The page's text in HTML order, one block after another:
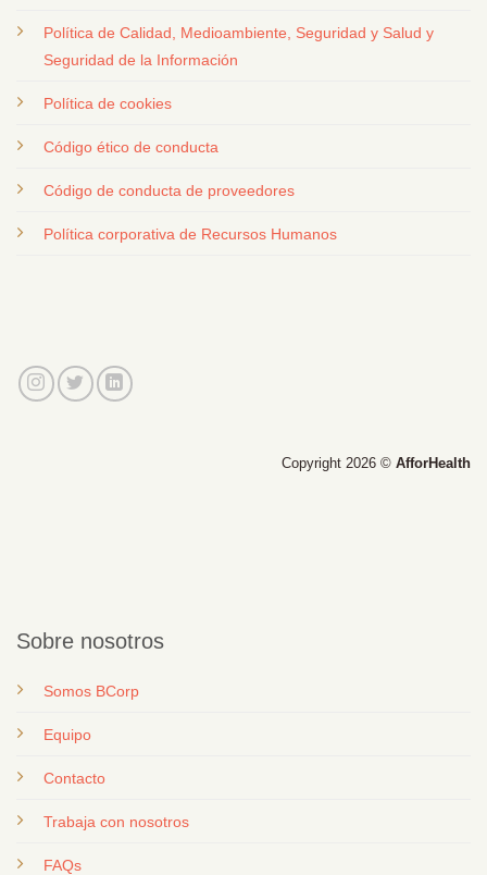
Política de Calidad, Medioambiente, Seguridad y Salud y
Seguridad de la Información
Política de cookies
Código ético de conducta
Código de conducta de proveedores
Política corporativa de Recursos Humanos
Copyright 2026 © AfforHealth
Sobre nosotros
Somos BCorp
Equipo
Contacto
Trabaja con nosotros
FAQs